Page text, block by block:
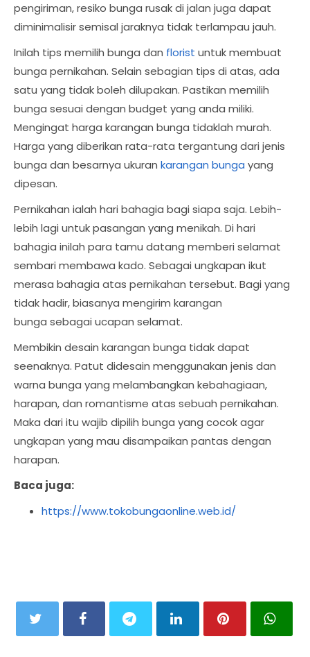
pengiriman, resiko bunga rusak di jalan juga dapat
diminimalisir semisal jaraknya tidak terlampau jauh.
Inilah tips memilih bunga dan florist untuk membuat
bunga pernikahan. Selain sebagian tips di atas, ada
satu yang tidak boleh dilupakan. Pastikan memilih
bunga sesuai dengan budget yang anda miliki.
Mengingat harga karangan bunga tidaklah murah.
Harga yang diberikan rata-rata tergantung dari jenis
bunga dan besarnya ukuran karangan bunga yang
dipesan.
Pernikahan ialah hari bahagia bagi siapa saja. Lebih-
lebih lagi untuk pasangan yang menikah. Di hari
bahagia inilah para tamu datang memberi selamat
sembari membawa kado. Sebagai ungkapan ikut
merasa bahagia atas pernikahan tersebut. Bagi yang
tidak hadir, biasanya mengirim karangan
bunga sebagai ucapan selamat.
Membikin desain karangan bunga tidak dapat
seenaknya. Patut didesain menggunakan jenis dan
warna bunga yang melambangkan kebahagiaan,
harapan, dan romantisme atas sebuah pernikahan.
Maka dari itu wajib dipilih bunga yang cocok agar
ungkapan yang mau disampaikan pantas dengan
harapan.
Baca juga:
https://www.tokobungaonline.web.id/